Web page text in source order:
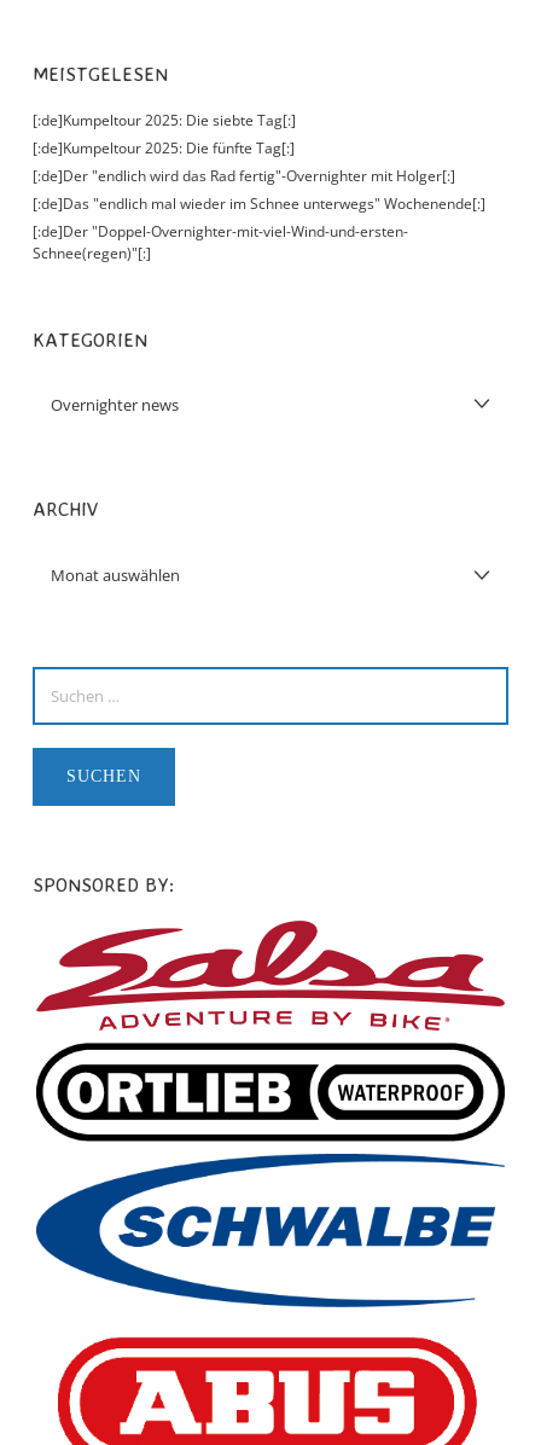
MEISTGELESEN
[:de]Kumpeltour 2025: Die siebte Tag[:]
[:de]Kumpeltour 2025: Die fünfte Tag[:]
[:de]Der "endlich wird das Rad fertig"-Overnighter mit Holger[:]
[:de]Das "endlich mal wieder im Schnee unterwegs" Wochenende[:]
[:de]Der "Doppel-Overnighter-mit-viel-Wind-und-ersten-
Schnee(regen)"[:]
KATEGORIEN
ARCHIV
SPONSORED BY: